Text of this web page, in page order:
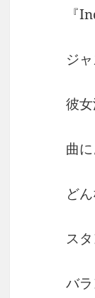
『
ジ
彼
曲
ど
ス
バ